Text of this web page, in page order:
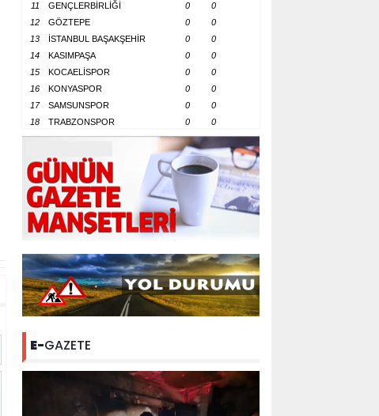
11
GENÇLERBİRLİĞİ 0
0
12
GÖZTEPE 0
0
13
İSTANBUL BAŞAKŞEHİR 0
0
14
KASIMPAŞA 0
0
15
KOCAELİSPOR 0
0
16
KONYASPOR 0
0
17
SAMSUNSPOR 0
0
18
TRABZONSPOR 0 0
E-GAZETE